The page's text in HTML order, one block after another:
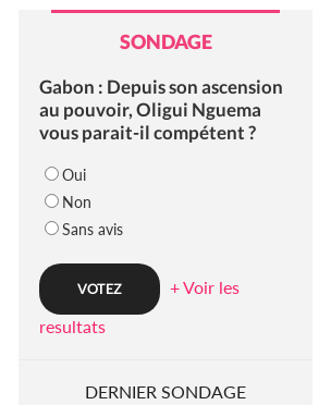
SONDAGE
Gabon : Depuis son ascension
au pouvoir, Oligui Nguema
vous parait-il compétent ?
Oui
Non
Sans avis
+ Voir les
resultats
DERNIER SONDAGE